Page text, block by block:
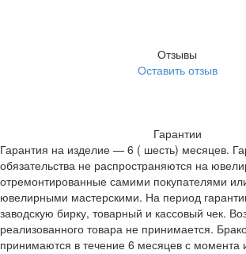
Отзывы
Оставить отзыв
Гарантии
Гарантия на изделие — 6 ( шесть) месяцев.
обязательства не распространяются на
отремонтированные самими покупателями
ювелирными мастерскими. На период
заводскую бирку, товарный и кассовый чек.
реализованного товара не принимается.
принимаются в течение 6 месяцев с момента